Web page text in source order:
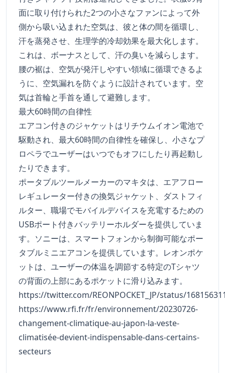
面に取り付けられた2つの小さなファンによって外
側から吸い込まれた空気は、彼と体の間を循環し、
汗を蒸発させ、生理学的冷却効果を最大化します。
これは、ボーナスとして、汗の臭いを減らします。
腰の裾は、空気が発汗しやすい領域に循環できるよ
うに、空気漏れを防ぐように設計されています。空
気は首輪と手首を通して避難します。
最大60時間の自律性
エアコン付きのジャケットはリチウムイオン電池で
駆動され、最大60時間の自律性を確保し、小さなプ
ロペラでユーザーはいつでもオフにしたり再起動し
たりできます。
ポータブルツールメーカーのマキタは、エアフロー
レギュレーター付きの換気ジャケット、ダストフィ
ルター、職場でモバイルデバイスを充電するための
USBポート付きバッテリーホルダーを提供していま
す。ソニーは、スマートフォンから制御可能なポー
タブルミニエアコンを提供しています。レオンポケ
ットは、ユーザーの体温を調節する特定のTシャツ
の背面の上部にあるポケットに滑り込みます。
https://twitter.com/REONPOCKET_JP/status/
https://www.rfi.fr/fr/environnement/20230726-
changement-climatique-au-japon-la-veste-
climatisée-devient-indispensable-dans-certains-
secteurs